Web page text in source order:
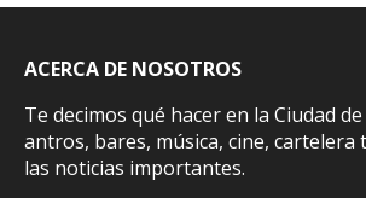
ACERCA DE NOSOTROS
Te decimos qué hacer en la Ciudad
antros, bares, música, cine, cartelera
las noticias importantes.